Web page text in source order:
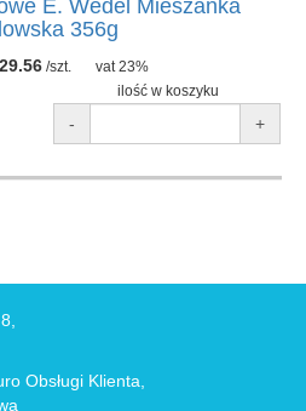
E. Wedel Mieszanka
356g
29.56 /szt.
vat 23%
ilość w koszyku
- +
Obsługi Klienta,